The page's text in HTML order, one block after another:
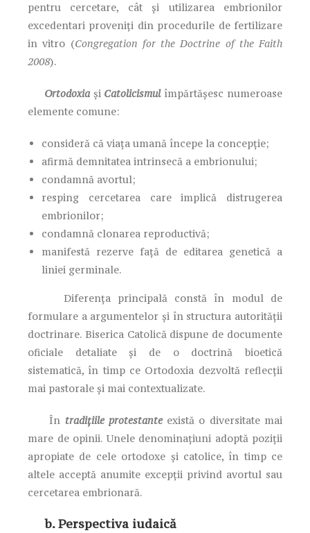
pentru cercetare, cât și utilizarea embrionilor
excedentari proveniți din procedurile de fertilizare
in vitro (Congregation for the Doctrine of the Faith
2008).
Ortodoxia și Catolicismulîmpărtășesc numeroase
elemente comune:
consideră că viața umană începe la concepție;
afirmă demnitatea intrinsecă a embrionului;
condamnă avortul;
resping cercetarea care implică distrugerea
embrionilor;
condamnă clonarea reproductivă;
manifestă rezerve față de editarea genetică a
liniei germinale.
Diferența principală constă în modul de
formulare a argumentelor și în structura autorității
doctrinare. Biserica Catolică dispune de documente
oficiale detaliate și de o doctrină bioetică
sistematică, în timp ce Ortodoxia dezvoltă reflecții
mai pastorale și mai contextualizate.
În tradițiile protestanteexistă o diversitate mai
mare de opinii. Unele denominațiuni adoptă poziții
apropiate de cele ortodoxe și catolice, în timp ce
altele acceptă anumite excepții privind avortul sau
cercetarea embrionară.
b. Perspectiva iudaică